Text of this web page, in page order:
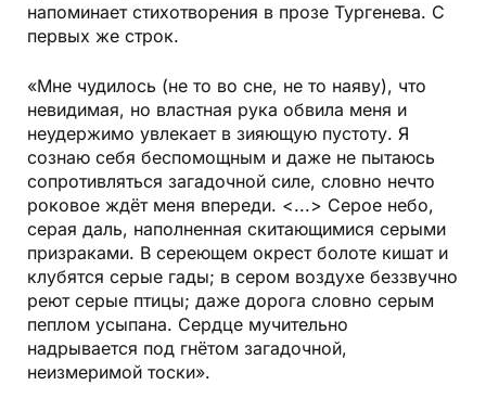
напоминает стихотворения в прозе Тургенева. С
первых же строк.
«Мне чудилось (не то во сне, не то наяву), что
невидимая, но властная рука обвила меня и
неудержимо увлекает в зияющую пустоту. Я
сознаю себя беспомощным и даже не пытаюсь
сопротивляться загадочной силе, словно нечто
роковое ждёт меня впереди. <...> Серое небо,
серая даль, наполненная скитающимися серыми
призраками. В сереющем окрест болоте кишат и
клубятся серые гады; в сером воздухе беззвучно
реют серые птицы; даже дорога словно серым
пеплом усыпана. Сердце мучительно
надрывается под гнётом загадочной,
неизмеримой тоски».